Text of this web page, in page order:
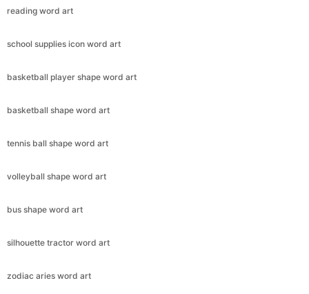
reading word art
school supplies icon word art
basketball player shape word art
basketball shape word art
tennis ball shape word art
volleyball shape word art
bus shape word art
silhouette tractor word art
zodiac aries word art